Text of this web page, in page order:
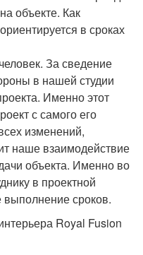
объекте. Как
в сроках
За сведение
в нашей студии
Именно этот
с самого его
изменений,
наше взаимодействие
объекта. Именно во
в проектной
выполнение сроков.
Royal Fusion